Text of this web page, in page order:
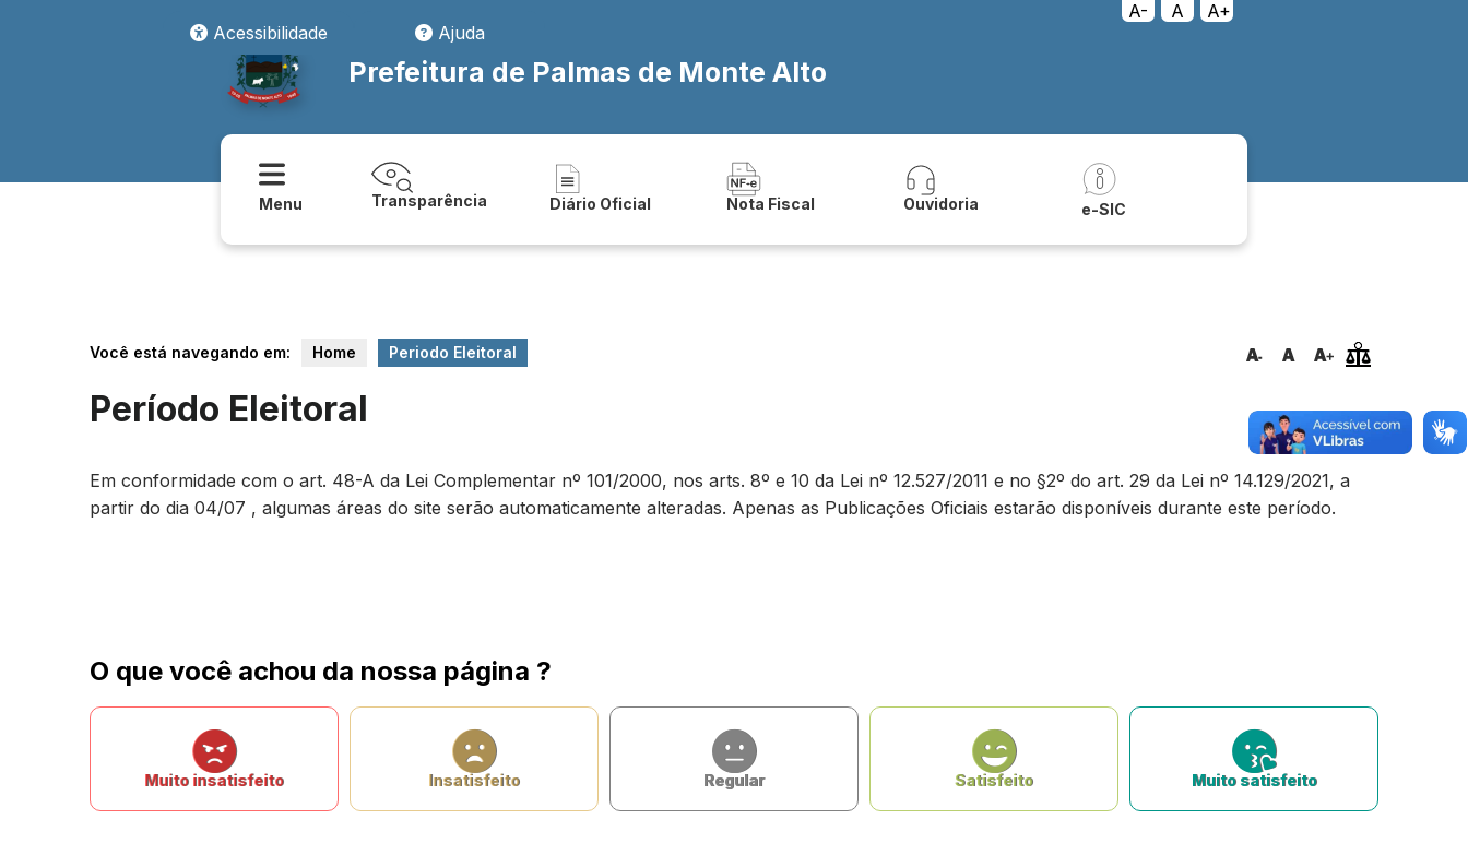
A- A
A+
Acessibilidade
Ajuda
Prefeitura de Palmas de Monte Alto
Menu Transparência Diário Oficial Nota Fiscal Ouvidoria e-SIC
Você está navegando em: Home Periodo Eleitoral
Período Eleitoral
Em conformidade com o art. 48-A da Lei Complementar nº 101/2000, nos arts. 8º e 10 da Lei nº 12.527/2011 e no §2º do art. 29 da Lei nº 14.129/2021, a
partir do dia 04/07 , algumas áreas do site serão automaticamente alteradas. Apenas as Publicações Oficiais estarão disponíveis durante este período.
O que você achou da nossa página ?
Muito insatisfeito Insatisfeito Regular Satisfeito Muito satisfeito